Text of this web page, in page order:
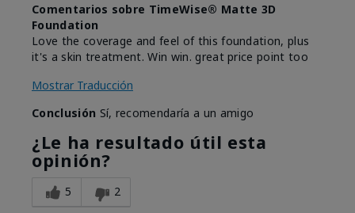
Comentarios sobre TimeWise® Matte 3D
Foundation
Love the coverage and feel of this foundation, plus
it's a skin treatment. Win win. great price point too
Mostrar Traducción
Conclusión Sí, recomendaría a un amigo
¿Le ha resultado útil esta
opinión?
5 2